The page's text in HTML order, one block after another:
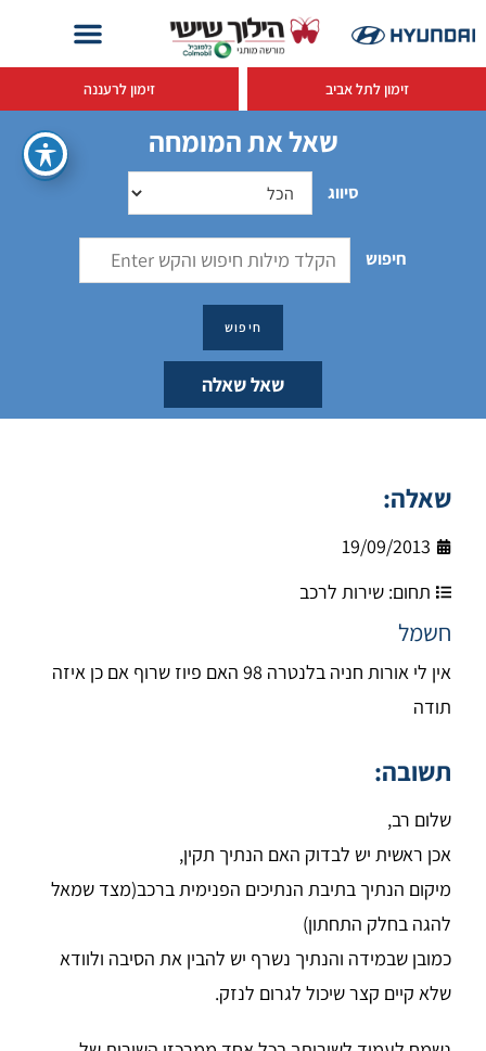
זימון לתל אביב זימון לרעננה
שאל את המומחה
סיווג
חיפוש
שאל שאלה
שאלה:
19/09/2013
תחום: שירות לרכב
חשמל
אין לי אורות חניה בלנטרה 98 האם פיוז שרוף אם כן איזה
תודה
תשובה:
שלום רב,
אכן ראשית יש לבדוק האם הנתיך תקין,
מיקום הנתיך בתיבת הנתיכים הפנימית ברכב(מצד שמאל
להגה בחלק התחתון)
כמובן שבמידה והנתיך נשרף יש להבין את הסיבה ולוודא
שלא קיים קצר שיכול לגרום לנזק.